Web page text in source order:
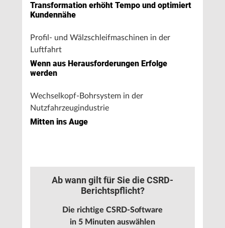
Transformation erhöht Tempo und optimiert
Kundennähe
Profil- und Wälzschleifmaschinen in der
Luftfahrt
Wenn aus Herausforderungen Erfolge
werden
Wechselkopf-Bohrsystem in der
Nutzfahrzeugindustrie
Mitten ins Auge
Ab wann gilt für Sie die CSRD-
Berichtspflicht?
Die richtige CSRD-Software
in 5 Minuten auswählen